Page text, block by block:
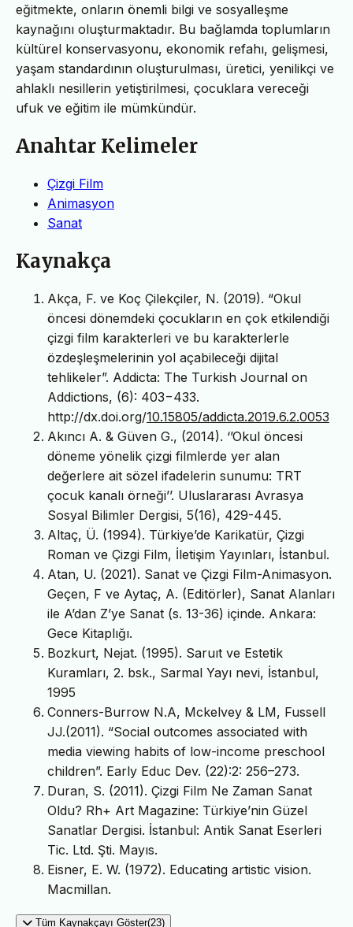
eğitmekte, onların önemli bilgi ve sosyalleşme
kaynağını oluşturmaktadır. Bu bağlamda toplumların
kültürel konservasyonu, ekonomik refahı, gelişmesi,
yaşam standardının oluşturulması, üretici, yenilikçi ve
ahlaklı nesillerin yetiştirilmesi, çocuklara vereceği
ufuk ve eğitim ile mümkündür.
Anahtar Kelimeler
Çizgi Film
Animasyon
Sanat
Kaynakça
Akça, F. ve Koç Çilekçiler, N. (2019). “Okul
öncesi dönemdeki çocukların en çok etkilendiği
çizgi film karakterleri ve bu karakterlerle
özdeşleşmelerinin yol açabileceği dijital
tehlikeler”. Addicta: The Turkish Journal on
Addictions, (6): 403−433.
http://dx.doi.org/10.15805/addicta.2019.6.2.0053
Akıncı A. & Güven G., (2014). ‘’Okul öncesi
döneme yönelik çizgi filmlerde yer alan
değerlere ait sözel ifadelerin sunumu: TRT
çocuk kanalı örneği’’. Uluslararası Avrasya
Sosyal Bilimler Dergisi, 5(16), 429-445.
Altaç, Ü. (1994). Türkiye’de Karikatür, Çizgi
Roman ve Çizgi Film, İletişim Yayınları, İstanbul.
Atan, U. (2021). Sanat ve Çizgi Film-Animasyon.
Geçen, F ve Aytaç, A. (Editörler), Sanat Alanları
ile A’dan Z’ye Sanat (s. 13-36) içinde. Ankara:
Gece Kitaplığı.
Bozkurt, Nejat. (1995). Saruıt ve Estetik
Kuramları, 2. bsk., Sarmal Yayı­ nevi, İstanbul,
1995
Conners-Burrow N.A, Mckelvey & LM, Fussell
JJ.(2011). “Social outcomes associated with
media viewing habits of low-income preschool
children”. Early Educ Dev. (22):2: 256–273.
Duran, S. (2011). Çizgi Film Ne Zaman Sanat
Oldu? Rh+ Art Magazine: Türkiye’nin Güzel
Sanatlar Dergisi. İstanbul: Antik Sanat Eserleri
Tic. Ltd. Şti. Mayıs.
Eisner, E. W. (1972). Educating artistic vision.
Macmillan.
Tüm Kaynakçayı Göster(23)